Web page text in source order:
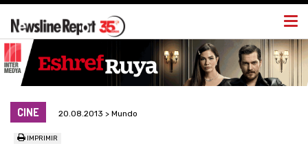
CINE 20.08.2013 > Mundo
IMPRIMIR